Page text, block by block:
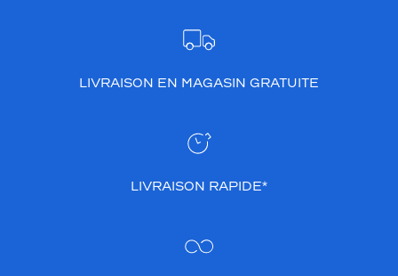
LIVRAISON EN MAGASIN GRATUITE
LIVRAISON RAPIDE*